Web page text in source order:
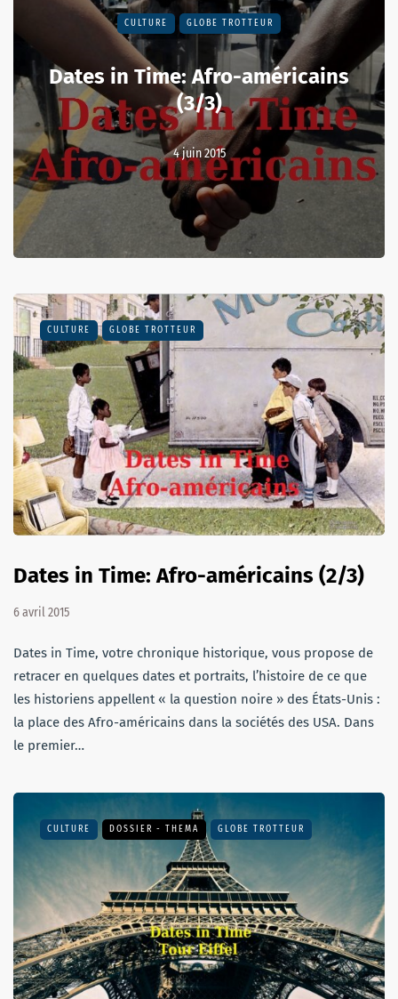
CULTURE GLOBE TROTTEUR
Dates in Time: Afro-américains
(3/3)
4 juin 2015
CULTURE GLOBE TROTTEUR
Dates in Time: Afro-américains (2/3)
6 avril 2015
Dates in Time, votre chronique historique, vous propose de
retracer en quelques dates et portraits, l’histoire de ce que
les historiens appellent « la question noire » des États-Unis :
la place des Afro-américains dans la sociétés des USA. Dans
le premier…
CULTURE DOSSIER - THEMA GLOBE TROTTEUR